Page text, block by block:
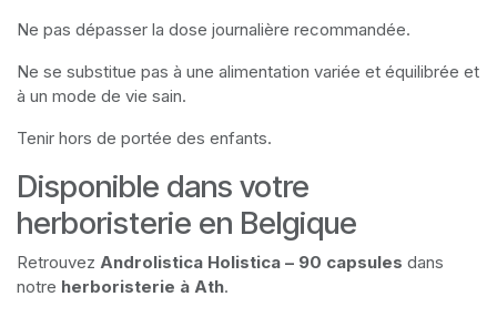
Ne pas dépasser la dose journalière recommandée.
Ne se substitue pas à une alimentation variée et équilibrée et
à un mode de vie sain.
Tenir hors de portée des enfants.
Disponible dans votre
herboristerie en Belgique
Retrouvez Androlistica Holistica – 90 capsules dans
notre herboristerie à Ath.